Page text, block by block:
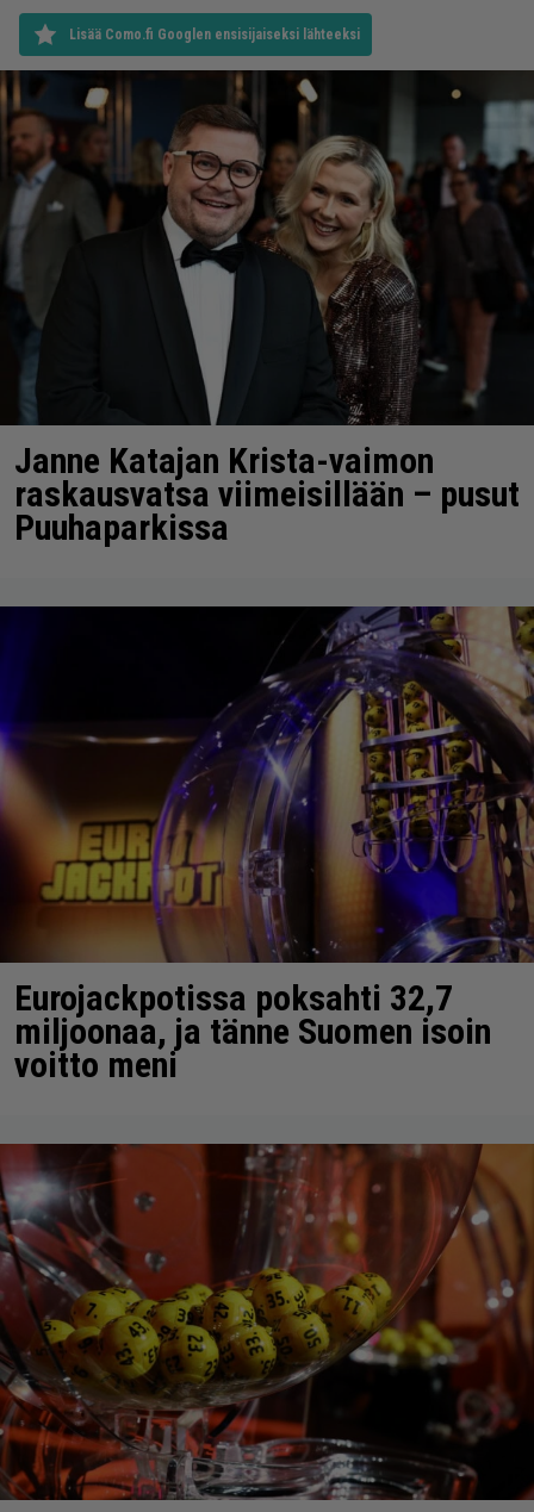
Lisää Como.fi Googlen ensisijaiseksi lähteeksi
Janne Katajan Krista-vaimon
raskausvatsa viimeisillään – pusut
Puuhaparkissa
Eurojackpotissa poksahti 32,7
miljoonaa, ja tänne Suomen isoin
voitto meni